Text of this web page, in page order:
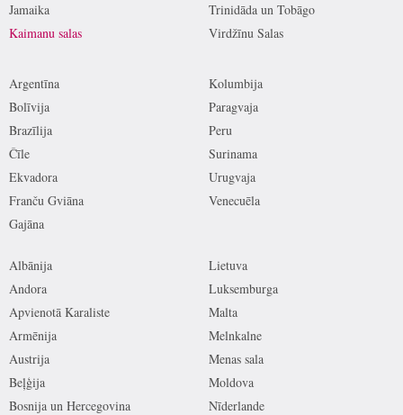
Jamaika
Kaimanu salas
Trinidāda un Tobāgo
Virdžīnu Salas
Argentīna
Bolīvija
Brazīlija
Čīle
Ekvadora
Franču Gviāna
Gajāna
Kolumbija
Paragvaja
Peru
Surinama
Urugvaja
Venecuēla
Albānija
Andora
Apvienotā Karaliste
Armēnija
Austrija
Beļģija
Bosnija un Hercegovina
Lietuva
Luksemburga
Malta
Melnkalne
Menas sala
Moldova
Nīderlande